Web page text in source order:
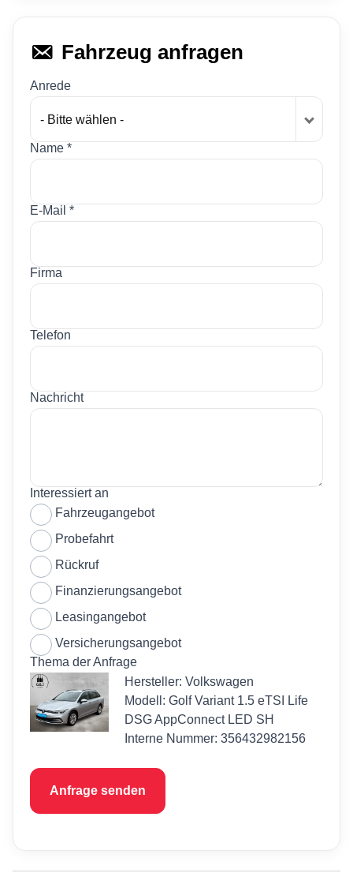
Fahrzeug anfragen
Anrede
- Bitte wählen -
Name *
E-Mail *
Firma
Telefon
Nachricht
Interessiert an
Fahrzeugangebot
Probefahrt
Rückruf
Finanzierungsangebot
Leasingangebot
Versicherungsangebot
Thema der Anfrage
Hersteller: Volkswagen
Modell: Golf Variant 1.5 eTSI Life
DSG AppConnect LED SH
Interne Nummer: 356432982156
Anfrage senden